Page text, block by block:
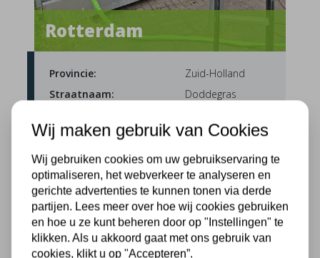
Rotterdam
Provincie:
Zuid-Holland
Straatnaam:
Doddegras
Muurisolatie InsuCore
Wij maken gebruik van Cookies
Wij gebruiken cookies om uw gebruikservaring te
optimaliseren, het webverkeer te analyseren en
gerichte advertenties te kunnen tonen via derde
partijen. Lees meer over hoe wij cookies gebruiken
en hoe u ze kunt beheren door op "Instellingen" te
klikken. Als u akkoord gaat met ons gebruik van
cookies, klikt u op "Accepteren”.